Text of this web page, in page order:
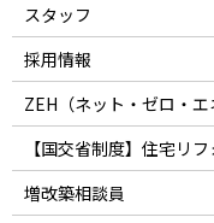
スタッフ
採用情報
ZEH（ネット・ゼロ・エ
【国交省制度】住宅リ
増改築相談員